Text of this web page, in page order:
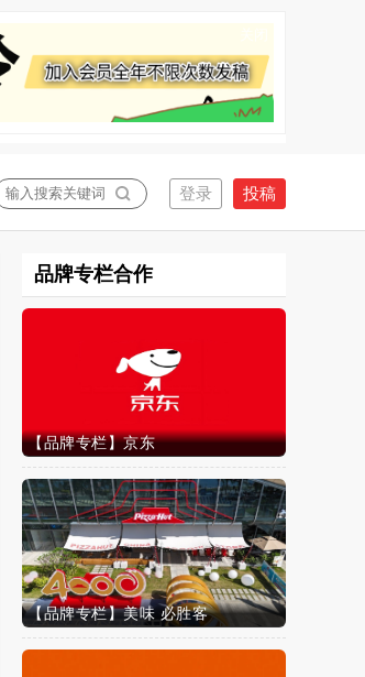
品牌专栏合作
【品牌专栏】京东
【品牌专栏】美味 必胜客